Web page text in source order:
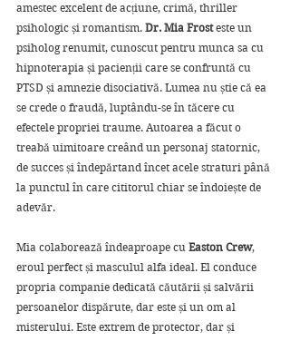
amestec excelent de acțiune, crimă, thriller
psihologic și romantism. Dr. Mia Frost este un
psiholog renumit, cunoscut pentru munca sa cu
hipnoterapia și pacienții care se confruntă cu
PTSD și amnezie disociativă. Lumea nu știe că ea
se crede o fraudă, luptându-se în tăcere cu
efectele propriei traume. Autoarea a făcut o
treabă uimitoare creând un personaj statornic,
de succes și îndepărtand încet acele straturi până
la punctul în care cititorul chiar se îndoiește de
adevăr.
Mia colaborează îndeaproape cu Easton Crew,
eroul perfect și masculul alfa ideal. El conduce
propria companie dedicată căutării și salvării
persoanelor dispărute, dar este și un om al
misterului. Este extrem de protector, dar și